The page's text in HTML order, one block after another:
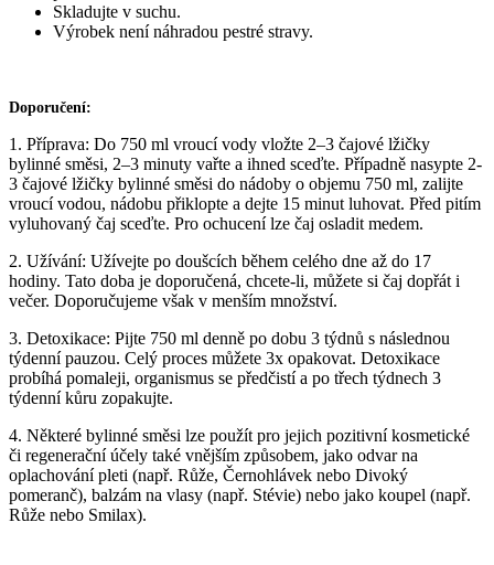
Skladujte v suchu.
Výrobek není náhradou pestré stravy.
Doporučení:
1. Příprava: Do 750 ml vroucí vody vložte 2–3 čajové lžičky
bylinné směsi, 2–3 minuty vařte a ihned sceďte. Případně nasypte 2-
3 čajové lžičky bylinné směsi do nádoby o objemu 750 ml, zalijte
vroucí vodou, nádobu přiklopte a dejte 15 minut luhovat. Před pitím
vyluhovaný čaj sceďte. Pro ochucení lze čaj osladit medem.
2. Užívání: Užívejte po doušcích během celého dne až do 17
hodiny. Tato doba je doporučená, chcete-li, můžete si čaj dopřát i
večer. Doporučujeme však v menším množství.
3. Detoxikace: Pijte 750 ml denně po dobu 3 týdnů s následnou
týdenní pauzou. Celý proces můžete 3x opakovat. Detoxikace
probíhá pomaleji, organismus se předčistí a po třech týdnech 3
týdenní kůru zopakujte.
4. Některé bylinné směsi lze použít pro jejich pozitivní kosmetické
či regenerační účely také vnějším způsobem, jako odvar na
oplachování pleti (např. Růže, Černohlávek nebo Divoký
pomeranč), balzám na vlasy (např. Stévie) nebo jako koupel (např.
Růže nebo Smilax).